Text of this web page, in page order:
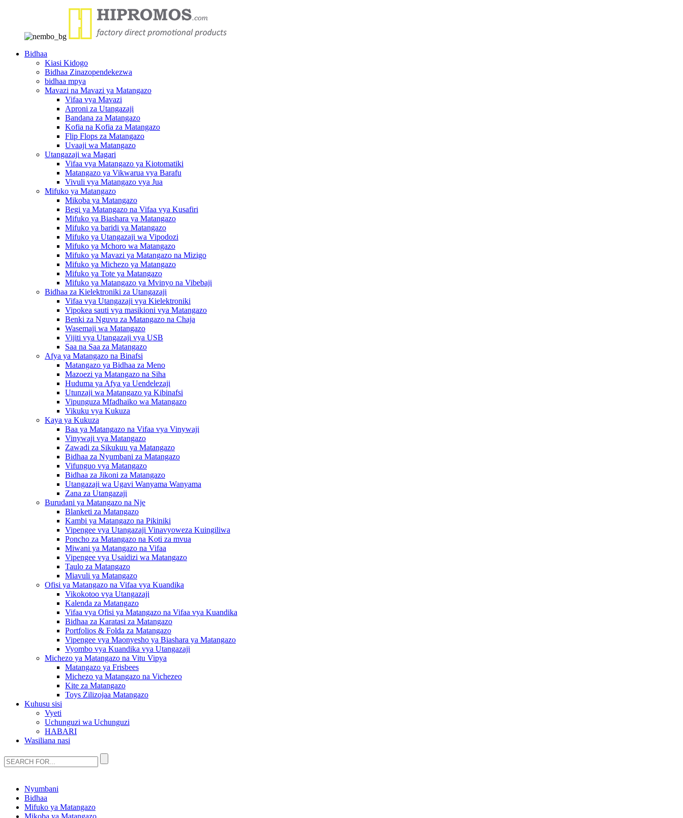
Bidhaa
Kiasi Kidogo
Bidhaa Zinazopendekezwa
bidhaa mpya
Mavazi na Mavazi ya Matangazo
Vifaa vya Mavazi
Aproni za Utangazaji
Bandana za Matangazo
Kofia na Kofia za Matangazo
Flip Flops za Matangazo
Uvaaji wa Matangazo
Utangazaji wa Magari
Vifaa vya Matangazo ya Kiotomatiki
Matangazo ya Vikwarua vya Barafu
Vivuli vya Matangazo vya Jua
Mifuko ya Matangazo
Mikoba ya Matangazo
Begi ya Matangazo na Vifaa vya Kusafiri
Mifuko ya Biashara ya Matangazo
Mifuko ya baridi ya Matangazo
Mifuko ya Utangazaji wa Vipodozi
Mifuko ya Mchoro wa Matangazo
Mifuko ya Mavazi ya Matangazo na Mizigo
Mifuko ya Michezo ya Matangazo
Mifuko ya Tote ya Matangazo
Mifuko ya Matangazo ya Mvinyo na Vibebaji
Bidhaa za Kielektroniki za Utangazaji
Vifaa vya Utangazaji vya Kielektroniki
Vipokea sauti vya masikioni vya Matangazo
Benki za Nguvu za Matangazo na Chaja
Wasemaji wa Matangazo
Vijiti vya Utangazaji vya USB
Saa na Saa za Matangazo
Afya ya Matangazo na Binafsi
Matangazo ya Bidhaa za Meno
Mazoezi ya Matangazo na Siha
Huduma ya Afya ya Uendelezaji
Utunzaji wa Matangazo ya Kibinafsi
Vipunguza Mfadhaiko wa Matangazo
Vikuku vya Kukuza
Kaya ya Kukuza
Baa ya Matangazo na Vifaa vya Vinywaji
Vinywaji vya Matangazo
Zawadi za Sikukuu ya Matangazo
Bidhaa za Nyumbani za Matangazo
Vifunguo vya Matangazo
Bidhaa za Jikoni za Matangazo
Utangazaji wa Ugavi Wanyama Wanyama
Zana za Utangazaji
Burudani ya Matangazo na Nje
Blanketi za Matangazo
Kambi ya Matangazo na Pikiniki
Vipengee vya Utangazaji Vinavyoweza Kuingiliwa
Poncho za Matangazo na Koti za mvua
Miwani ya Matangazo na Vifaa
Vipengee vya Usaidizi wa Matangazo
Taulo za Matangazo
Miavuli ya Matangazo
Ofisi ya Matangazo na Vifaa vya Kuandika
Vikokotoo vya Utangazaji
Kalenda za Matangazo
Vifaa vya Ofisi ya Matangazo na Vifaa vya Kuandika
Bidhaa za Karatasi za Matangazo
Portfolios & Folda za Matangazo
Vipengee vya Maonyesho ya Biashara ya Matangazo
Vyombo vya Kuandika vya Utangazaji
Michezo ya Matangazo na Vitu Vipya
Matangazo ya Frisbees
Michezo ya Matangazo na Vichezeo
Kite za Matangazo
Toys Zilizojaa Matangazo
Kuhusu sisi
Vyeti
Uchunguzi wa Uchunguzi
HABARI
Wasiliana nasi
Nyumbani
Bidhaa
Mifuko ya Matangazo
Mikoba ya Matangazo